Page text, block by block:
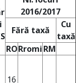
2016/2017
Fără taxă
Cu
taxă
RORromiRM
16